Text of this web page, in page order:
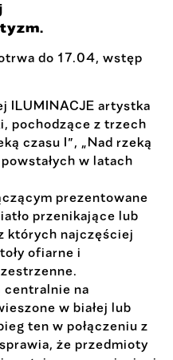
do 17.04, wstęp
ILUMINACJE artystka
pochodzące z trzech
czasu I”, „Nad rzeką
w latach
prezentowane
przenikające lub
których najczęściej
ofiarne i
centralnie na
w białej lub
ten w połączeniu z
że przedmioty